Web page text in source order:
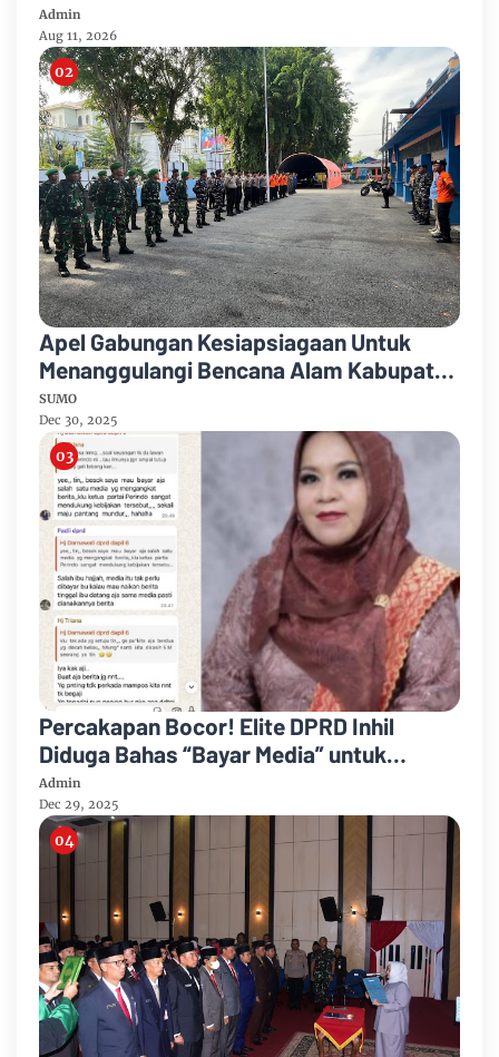
Admin
Aug 11, 2026
Apel Gabungan Kesiapsiagaan Untuk
Menanggulangi Bencana Alam Kabupaten
Bengkalis
SUMO
Dec 30, 2025
Percakapan Bocor! Elite DPRD Inhil
Diduga Bahas “Bayar Media” untuk
Dukung Kebijakan
Admin
Dec 29, 2025